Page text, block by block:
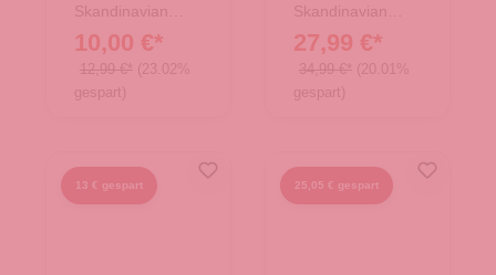
Skandinavian
Brand
10,00 €*
12,99 €* (23.02%
gespart)
Skandinavian
Brand
27,99 €*
34,99 €* (20.01%
gespart)
13 € gespart 25,05 € gespart